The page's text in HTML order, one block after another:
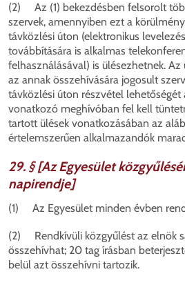
(2) Az (1) bekezdésben felsorolt
szervek, amennyiben ezt a
távközlési úton (elektronikus
továbbítására is alkalmas
felhasználásával) is ülésezhetnek.
az annak összehívására jogosult
távközlési úton részvétel lehetőségét
vonatkozó meghívóban fel kell
tartott ülések vonatkozásában az
értelemszerűen alkalmazandók
29. § [Az Egyesület
napirendje]
(1) Az Egyesület minden évben
(2) Rendkívüli közgyűlést az elnök
összehívhat; 20 tag írásban
belül azt összehívni tartozik.